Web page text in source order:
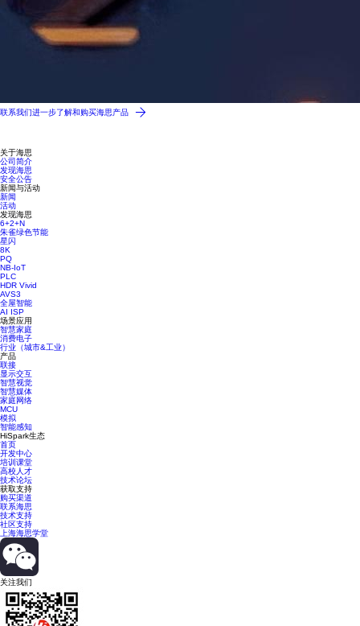
联系我们进一步了解和购买海思产品
关于海思
公司简介
发现海思
安全公告
新闻与活动
新闻
活动
发现海思
6+2+N
朱雀绿色节能
星闪
8K
PQ
NB-IoT
PLC
HDR Vivid
AVS3
全屋智能
AI ISP
场景应用
智慧家庭
消费电子
行业（城市&工业）
产品
联接
显示交互
智慧视觉
智慧媒体
家庭网络
MCU
模拟
智能感知
HiSpark生态
首页
开发中心
培训课堂
高校人才
技术论坛
获取支持
购买渠道
联系海思
技术支持
社区支持
上海海思学堂
关注我们